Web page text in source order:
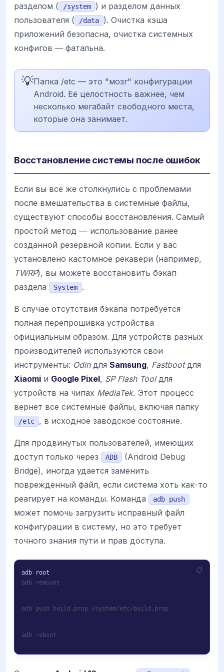
разделом (
/system
) и разделом данных
пользователя (
/data
). Очистка кэша
приложений безопасна, очистка системных
конфигов — фатальна.
💡Папка /etc — это "мозг" конфигурации
Android. Её целостность важнее, чем
несколько мегабайт свободного места,
которые она занимает.
Восстановление системы после ошибок
Если вы все же столкнулись с проблемами
после вмешательства в системные файлы,
существуют способы восстановления. Самый
простой метод — использование ранее
созданной резервной копии. Если у вас
установлено кастомное рекавери (например,
TWRP), вы можете восстановить бэкап
раздела
System .
В случае отсутствия бэкапа потребуется
полная перепрошивка устройства
официальным образом. Для устройств разных
производителей используются свои
инструменты: Odinдля Samsung, Fastbootдля
Xiaomi и Google Pixel, SP Flash Toolдля
устройств на чипах MediaTek. Этот процесс
вернет все системные файлы, включая папку
/etc , в исходное заводское состояние.
Для продвинутых пользователей, имеющих
доступ только через
ADB
(Android Debug
Bridge), иногда удается заменить
поврежденный файл, если система хоть как-то
реагирует на команды. Команда
adb push
может помочь загрузить исправный файл
конфигурации в систему, но это требует
точного знания пути и прав доступа.
adb remount
adb push build.prop /system/etc/build.prop
adb reboot